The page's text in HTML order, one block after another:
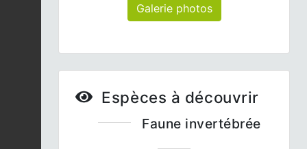
Galerie photos
Espèces à découvrir
Faune invertébrée